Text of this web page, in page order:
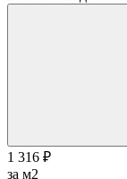
1 316 ₽
за м2